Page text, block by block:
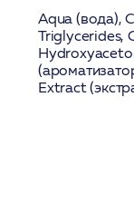
Aqua (вода),
Triglycerides,
Extract